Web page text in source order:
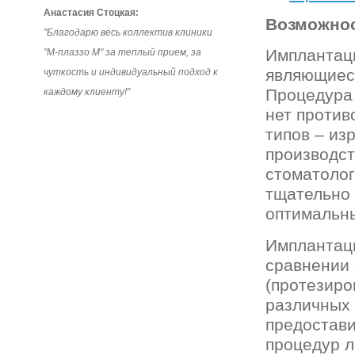
Процедура
нет
типов –
сравнении
процедур
Анастасия Стоцкая:
"Благодарю весь коллектив клиники
"М-плаззо М" за теплый прием, за
чуткость и индивидуальный подход к
каждому клиенту!"